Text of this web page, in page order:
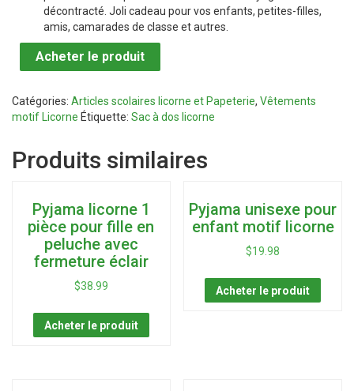
décontracté. Joli cadeau pour vos enfants, petites-filles,
amis, camarades de classe et autres.
Acheter le produit
Catégories: Articles scolaires licorne et Papeterie, Vêtements
motif Licorne Étiquette: Sac à dos licorne
Produits similaires
Pyjama licorne 1
pièce pour fille en
peluche avec
fermeture éclair
$38.99
Acheter le produit
Pyjama unisexe pour
enfant motif licorne
$19.98
Acheter le produit